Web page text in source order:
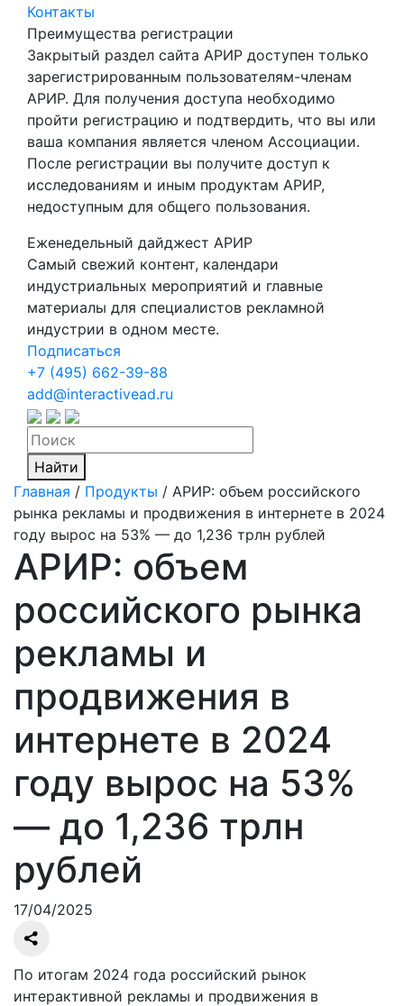
Контакты
Преимущества регистрации
Закрытый раздел сайта АРИР доступен только
зарегистрированным пользователям-членам
АРИР. Для получения доступа необходимо
пройти регистрацию и подтвердить, что вы или
ваша компания является членом Ассоциации.
После регистрации вы получите доступ к
исследованиям и иным продуктам АРИР,
недоступным для общего пользования.
Еженедельный дайджест АРИР
Самый свежий контент, календари
индустриальных мероприятий и главные
материалы для специалистов рекламной
индустрии в одном месте.
Подписаться
+7 (495) 662-39-88
add@interactivead.ru
Найти
Главная / Продукты / АРИР: объем российского
рынка рекламы и продвижения в интернете в 2024
году вырос на 53% — до 1,236 трлн рублей
АРИР: объем
российского рынка
рекламы и
продвижения в
интернете в 2024
году вырос на 53%
— до 1,236 трлн
рублей
17/04/2025
По итогам 2024 года российский рынок
интерактивной рекламы и продвижения в